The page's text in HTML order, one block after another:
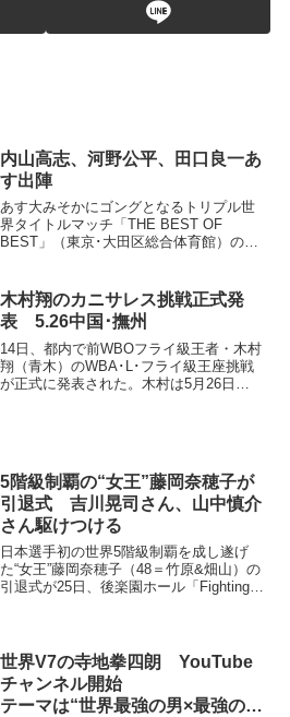
内山高志、河野公平、田口良一あ
す出陣
あす大みそかにゴングとなるトリプル世
界タイトルマッチ「THE BEST OF
BEST」（東京･大田区総合体育館）の前
た。 1年ぶりの試合で9度目の防衛戦を
行う...
木村翔のカニサレス挑戦正式発
表 5.26中国･撫州
14日、都内で前WBOフライ級王者・木村
翔（青木）のWBA･L･フライ級王座挑戦
が正式に発表された。木村は5月26日
5階級制覇の“女王”藤岡奈穂子が
引退式 吉川晃司さん、山中慎介
さん駆けつける
日本選手初の世界5階級制覇を成し遂げ
た“女王”藤岡奈穂子（48＝竹原&畑山）の
引退式が25日、後楽園ホール「Fighting
世界V7の寺地拳四朗 YouTube
チャンネル開始
テーマは“世界最強の男×最強の猫